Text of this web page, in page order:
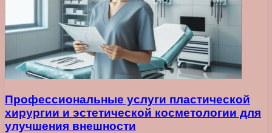
Профессиональные услуги пластической
хирургии и эстетической косметологии для
улучшения внешности